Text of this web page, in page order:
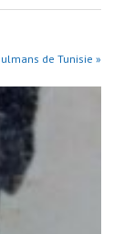
de Tunisie »